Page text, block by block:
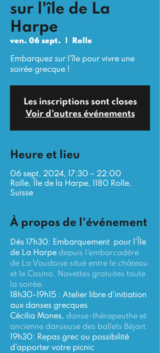
sur l'île de La
Harpe
ven. 06 sept.
  |
Rolle
Embarquez sur l'île pour vivre une
soirée grecque !
Les inscriptions sont closes
Voir d'autres événements
Heure et lieu
06 sept. 2024, 17:30 – 22:00
Rolle, Île de la Harpe, 1180 Rolle,
Suisse
À propos de l'événement
Dés 17h30: Embarquement  pour l'Île
de La Harpe depuis l'embarcadère
de La Vaudoise situé entre le château
et le Casino. Navettes gratuites toute
la soirée.
18h30-19h15 : Atelier libre d'initiation
aux danses grecques
Cécilia Mones, danse-thérapeuthe et
ancienne danseuse des ballets Béjart.
19h30: Repas grec ou possibilité
d'apporter votre picnic